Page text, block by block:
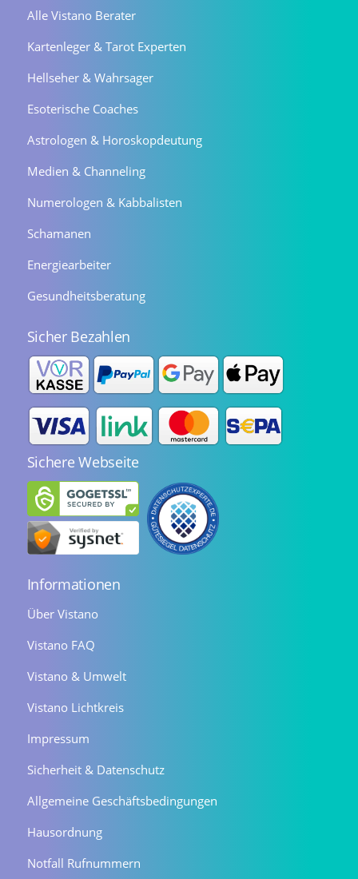
Alle Vistano Berater
Kartenleger & Tarot Experten
Hellseher & Wahrsager
Esoterische Coaches
Astrologen & Horoskopdeutung
Medien & Channeling
Numerologen & Kabbalisten
Schamanen
Energiearbeiter
Gesundheitsberatung
Sicher Bezahlen
Sichere Webseite
Informationen
Über Vistano
Vistano FAQ
Vistano & Umwelt
Vistano Lichtkreis
Impressum
Sicherheit & Datenschutz
Allgemeine Geschäftsbedingungen
Hausordnung
Notfall Rufnummern